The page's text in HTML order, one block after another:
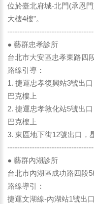
位於臺北府城-北門(承恩
大樓4樓”。
● 藝群忠孝診所
台北市大安區忠孝東路四
路線引導：
1. 捷運忠孝復興站3號出
巴克樓上
2. 捷運忠孝敦化站5號出
巴克樓上
3. 東區地下街12號出口，
● 藝群內湖診所
台北市內湖區成功路四段
路線導引：
捷運文湖線-內湖站1號出